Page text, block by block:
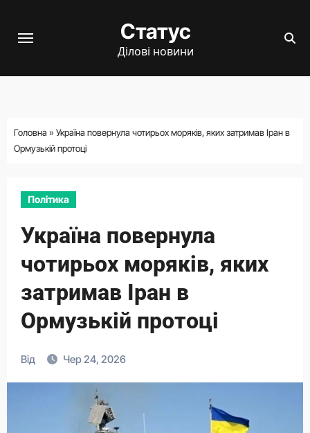
Статус
Ділові новини
Головна » Україна повернула чотирьох моряків, яких затримав Іран в
Ормузькій протоці
Політика
Україна повернула
чотирьох моряків, яких
затримав Іран в
Ормузькій протоці
Від Чер 24, 2026